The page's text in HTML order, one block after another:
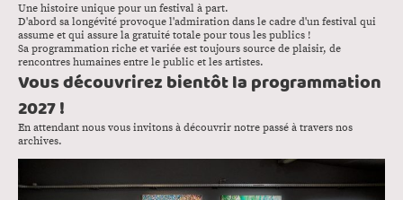
Une histoire unique pour un festival à part.
D'abord sa longévité provoque l'admiration dans le cadre d'un festival qui
assume et qui assure la gratuité totale pour tous les publics !
Sa programmation riche et variée est toujours source de plaisir, de
rencontres humaines entre le public et les artistes.
Vous découvrirez bientôt la programmation
2027 !
En attendant nous vous invitons à découvrir notre passé à travers nos
archives.